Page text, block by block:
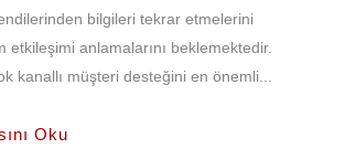
bilgileri tekrar etmelerini
etkileşimi anlamalarını beklemektedir.
kanallı müşteri desteğini en önemli...
Oku